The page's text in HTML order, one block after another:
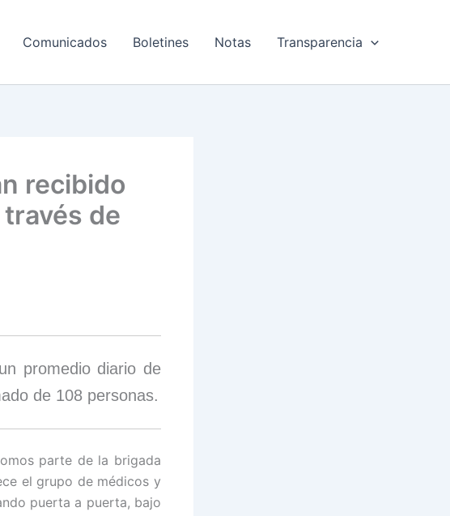
Comunicados Boletines Notas Transparencia
recibido
de
promedio diario de
de 108 personas.
parte de la brigada
el grupo de médicos y
puerta a puerta, bajo